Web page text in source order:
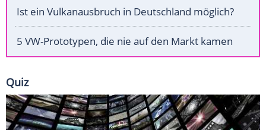
Ist ein Vulkanausbruch in Deutschland möglich?
5 VW-Prototypen, die nie auf den Markt kamen
Quiz